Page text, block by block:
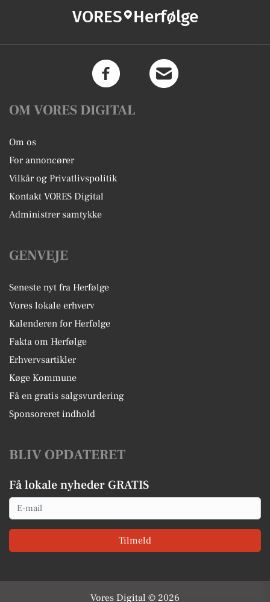
VORES Herfølge
OM VORES DIGITAL
Om os
For annoncører
Vilkår og Privatlivspolitik
Kontakt VORES Digital
Administrer samtykke
GENVEJE
Seneste nyt fra Herfølge
Vores lokale erhverv
Kalenderen for Herfølge
Fakta om Herfølge
Erhvervsartikler
Køge Kommune
Få en gratis salgsvurdering
Sponsoreret indhold
BLIV OPDATERET
Få lokale nyheder GRATIS
Email
Tilmeld
Vores Digital © 2026